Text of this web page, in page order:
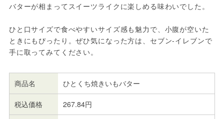
バターが相まってスイーツライクに楽しめる味わいでした。
ひと口サイズで食べやすいサイズ感も魅力で、小腹が空いた
ときにもぴったり。ぜひ気になった方は、セブン-イレブンで
手に取ってみてください。
商品名 ひとくち焼きいもバター
税込価格 267.84円